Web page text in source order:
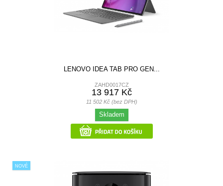
LENOVO IDEA TAB PRO GEN...
ZAHD0017CZ
13 917 Kč
11 502 Kč (bez DPH)
Skladem
NOVÉ